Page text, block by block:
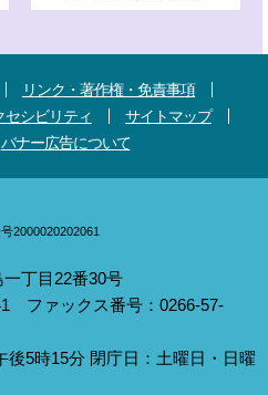
リンク・著作権・免責事項
セシビリティ
サイトマップ
バナー広告について
2000020202061
丁目22番30号
ファックス番号：0266-57-
後5時15分 閉庁日：土曜日・日曜